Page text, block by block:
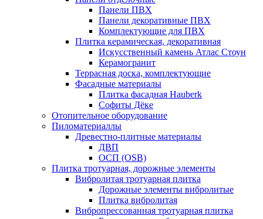
Панели ПВХ
Панели декоративные ПВХ
Комплектующие для ПВХ
Плитка керамическая, декоративная
Искусственный камень Атлас Стоун
Керамогранит
Террасная доска, комплектующие
Фасадные материалы
Плитка фасадная Hauberk
Софиты Дёке
Отопительное оборудование
Пиломатериаллы
Древестно-плитные материалы
ДВП
ОСП (OSB)
Плитка тротуарная, дорожные элементы
Вибролитая тротуарная плитка
Дорожные элементы вибролитые
Плитка вибролитая
Вибропрессованная тротуарная плитка